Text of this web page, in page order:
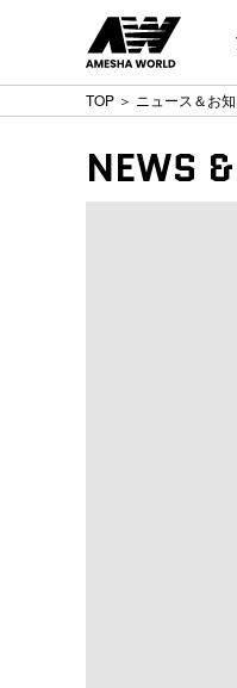
TOP ＞ ニュース＆お
NEWS